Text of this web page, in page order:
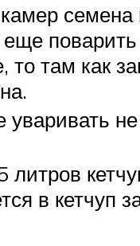
семена
еще
там как
не
в кетчуп